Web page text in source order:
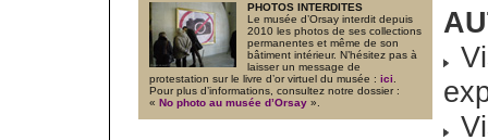
PHOTOS INTERDITES
Le musée d’Orsay interdit depuis
2010 les photos de ses collections
permanentes et même de son
bâtiment intérieur. N’hésitez pas à
laisser un message de
protestation sur le livre d’or virtuel du musée : ici.
Pour plus d’informations, consultez notre dossier :
« No photo au musée d’Orsay ».